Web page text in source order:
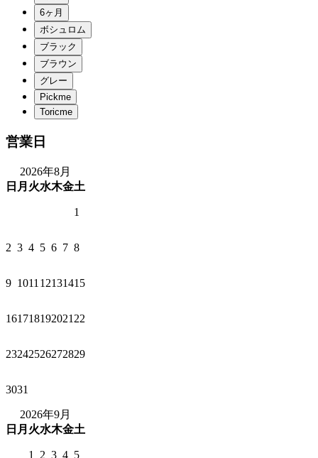
営業日
2026年8月
日 月 火水木金土
1
2 3 4 5 6 7 8
9 1011 12131415
161718192021 22
23242526272829
3031
2026年9月
日 月 火水木金土
1 2 3 4 5